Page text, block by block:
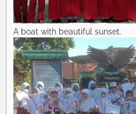
A boat with beautiful sunset.